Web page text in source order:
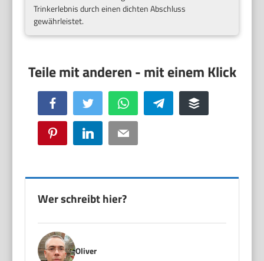
Trinkerlebnis durch einen dichten Abschluss
gewährleistet.
Facebook Twitter WhatsApp Telegram Buffer
Pinterest LinkedIn Email
Wer schreibt hier?
Oliver